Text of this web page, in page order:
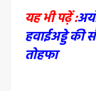
यह भी पढ़ें :
हवाईअड्डे की
तोहफा